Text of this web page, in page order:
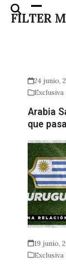
Skip
FILTER
Open
mobile
Close
mobile
24 junio,
Exclusiva
Arabia
que
19 junio,
Exclusiva